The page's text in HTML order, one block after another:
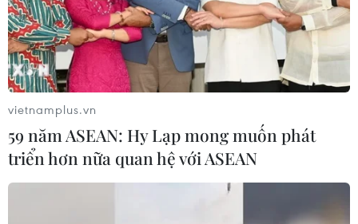
vietnamplus.vn
59 năm ASEAN: Hy Lạp mong muốn phát
triển hơn nữa quan hệ với ASEAN